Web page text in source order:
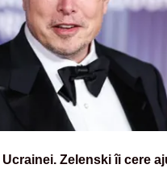
Ucrainei. Zelenski îi cere